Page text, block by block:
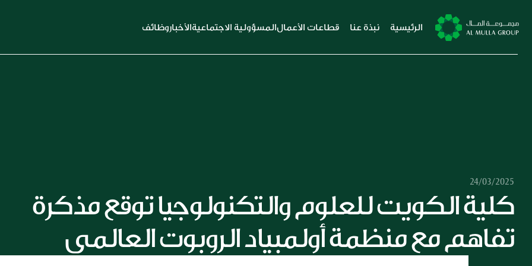
الرئيسية نبذة عنا قطاعات الأعمالالمسؤولية الاجتماعيةالأخباروظائف
24/03/2025
تفاهم مع منظمة أولمبياد الروبوت العالمي